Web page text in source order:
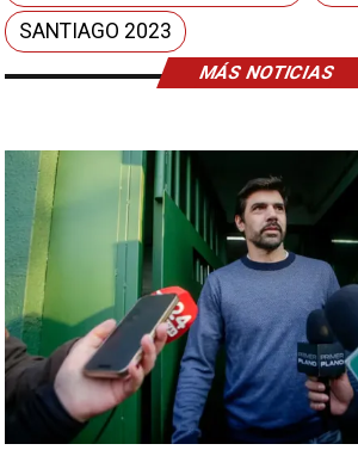
MÁS NOTICIAS
SANTIAGO 2023